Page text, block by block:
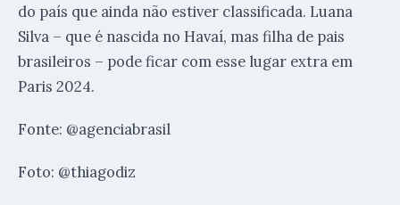
do país que ainda não estiver classificada. Luana
Silva – que é nascida no Havaí, mas filha de pais
brasileiros – pode ficar com esse lugar extra em
Paris 2024.
Fonte: @agenciabrasil
Foto: @thiagodiz